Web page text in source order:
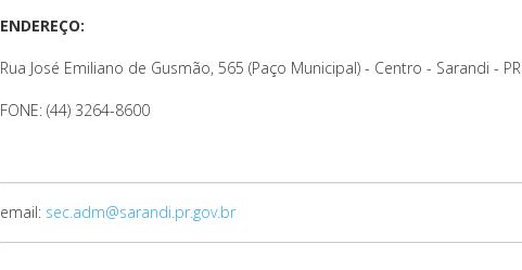
ENDEREÇO:
Rua José Emiliano de Gusmão, 565 (Paço Municipal) - Centro - Sarandi - PR
FONE: (44) 3264-8600
email: sec.adm@sarandi.pr.gov.br